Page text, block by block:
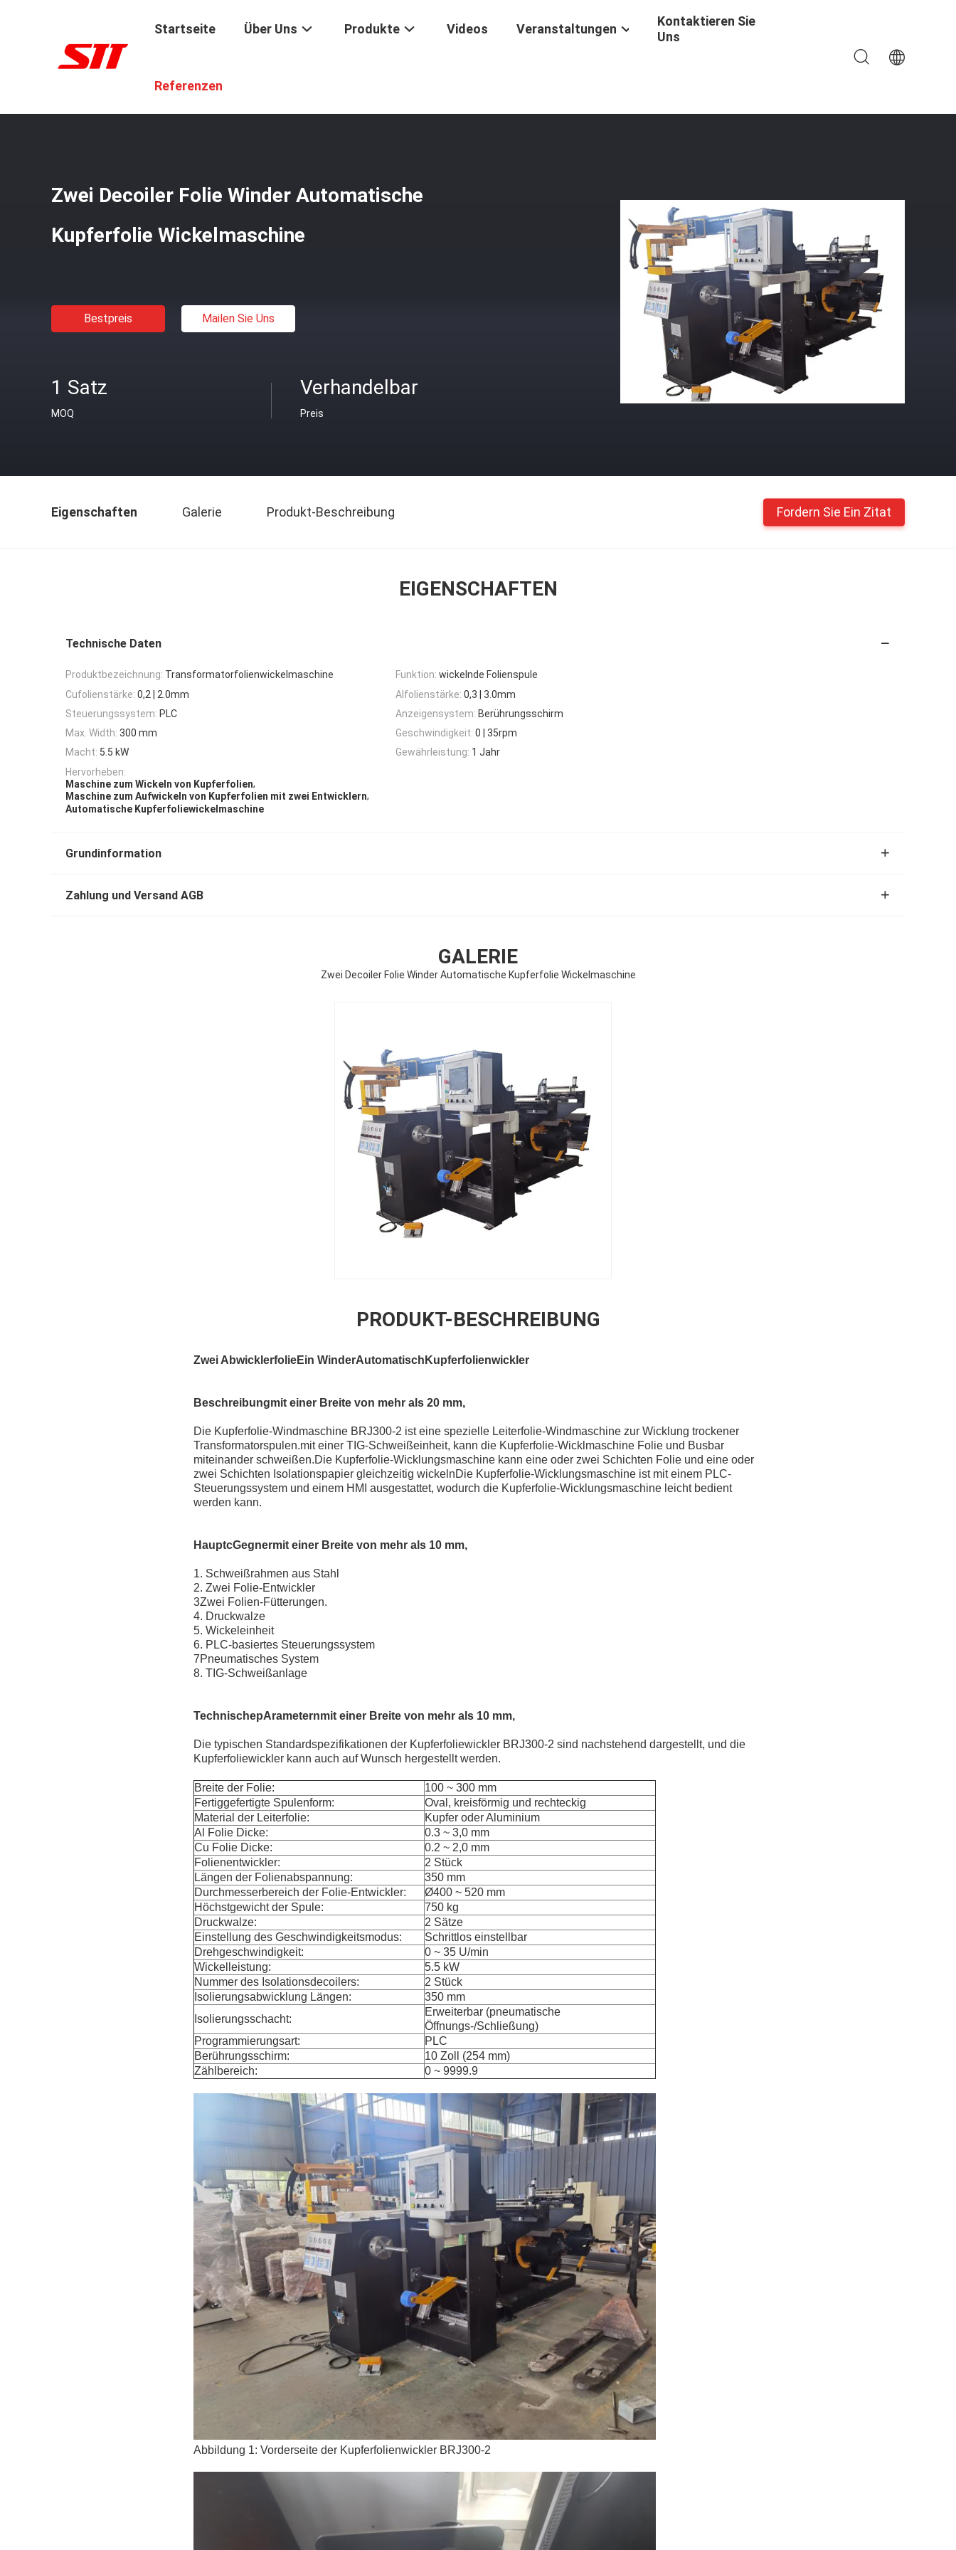
Startseite Über Uns Produkte Videos Veranstaltungen
Kontaktieren Sie
Uns
Referenzen
Zwei Decoiler Folie Winder Automatische
Kupferfolie Wickelmaschine
Bestpreis Mailen Sie Uns
1 Satz
MOQ
Verhandelbar
Preis
Eigenschaften Galerie Produkt-Beschreibung Fordern Sie Ein Zitat
EIGENSCHAFTEN
Technische Daten
Produktbezeichnung: Transformatorfolienwickelmaschine Funktion: wickelnde Folienspule
Cufolienstärke: 0,2 | 2.0mm Alfolienstärke: 0,3 | 3.0mm
Steuerungssystem: PLC Anzeigensystem: Berührungsschirm
Max. Width: 300 mm Geschwindigkeit: 0 | 35rpm
Macht: 5.5 kW Gewährleistung: 1 Jahr
Hervorheben:
Maschine zum Wickeln von Kupferfolien,
Maschine zum Aufwickeln von Kupferfolien mit zwei Entwicklern,
Automatische Kupferfoliewickelmaschine
Grundinformation
Zahlung und Versand AGB
GALERIE
Zwei Decoiler Folie Winder Automatische Kupferfolie Wickelmaschine
PRODUKT-BESCHREIBUNG
Zwei AbwicklerfolieEin WinderAutomatisch Kupferfolienwickler
Beschreibungmit einer Breite von mehr als 20 mm,
Die Kupferfolie-Windmaschine BRJ300-2 ist eine spezielle Leiterfolie-Windmaschine zur Wicklung trockener
Transformatorspulen.mit einer TIG-Schweißeinheit, kann die Kupferfolie-Wicklmaschine Folie und Busbar
miteinander schweißen.Die Kupferfolie-Wicklungsmaschine kann eine oder zwei Schichten Folie und eine oder
zwei Schichten Isolationspapier gleichzeitig wickelnDie Kupferfolie-Wicklungsmaschine ist mit einem PLC-
Steuerungssystem und einem HMI ausgestattet, wodurch die Kupferfolie-Wicklungsmaschine leicht bedient
werden kann.
HauptcGegnermit einer Breite von mehr als 10 mm,
1. Schweißrahmen aus Stahl
2. Zwei Folie-Entwickler
3Zwei Folien-Fütterungen.
4. Druckwalze
5. Wickeleinheit
6. PLC-basiertes Steuerungssystem
7Pneumatisches System
8. TIG-Schweißanlage
TechnischepArameternmit einer Breite von mehr als 10 mm,
Die typischen Standardspezifikationen der Kupferfoliewickler BRJ300-2 sind nachstehend dargestellt, und die
Kupferfoliewickler kann auch auf Wunsch hergestellt werden.
Breite der Folie:
100 ~ 300 mm
Fertiggefertigte Spulenform:
Oval, kreisförmig und rechteckig
Material der Leiterfolie:
Kupfer oder Aluminium
Al Folie Dicke:
0.3 ~ 3,0 mm
Cu Folie Dicke:
0.2 ~ 2,0 mm
Folienentwickler:
2 Stück
Längen der Folienabspannung:
350 mm
Durchmesserbereich der Folie-Entwickler:
Ø400 ~ 520 mm
Höchstgewicht der Spule:
750 kg
Druckwalze:
2 Sätze
Einstellung des Geschwindigkeitsmodus:
Schrittlos einstellbar
Drehgeschwindigkeit:
0 ~ 35 U/min
Wickelleistung:
5.5 kW
Nummer des Isolationsdecoilers:
2 Stück
Isolierungsabwicklung Längen:
350 mm
Isolierungsschacht:
Erweiterbar (pneumatische
Öffnungs-/Schließung)
Programmierungsart:
PLC
Berührungsschirm:
10 Zoll (254 mm)
Zählbereich:
0 ~ 9999.9
Abbildung 1: Vorderseite der Kupferfolienwickler BRJ300-2